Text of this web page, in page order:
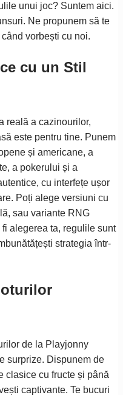
unui joc? Suntem aici.
Ne propunem să te
vorbești cu noi.
cu un Stil
reală a cazinourilor,
este pentru tine. Punem
și americane, a
a pokerului și a
cu interfețe ușor
Poți alege versiuni cu
sau variante RNG
alegerea ta, regulile sunt
strategia într-
de la Playjonny
surprize. Dispunem de
clasice cu fructe și până
captivante. Te bucuri